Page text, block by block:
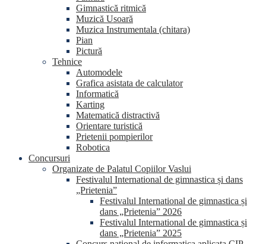
Gimnastică ritmică
Muzică Usoară
Muzica Instrumentala (chitara)
Pian
Pictură
Tehnice
Automodele
Grafica asistata de calculator
Informatică
Karting
Matematică distractivă
Orientare turistică
Prietenii pompierilor
Robotica
Concursuri
Organizate de Palatul Copiilor Vaslui
Festivalul International de gimnastica și dans
„Prietenia”
Festivalul International de gimnastica și
dans „Prietenia” 2026
Festivalul International de gimnastica și
dans „Prietenia” 2025